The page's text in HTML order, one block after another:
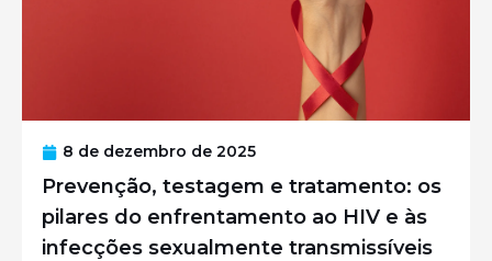
8 de dezembro de 2025
Prevenção, testagem e tratamento: os
pilares do enfrentamento ao HIV e às
infecções sexualmente transmissíveis